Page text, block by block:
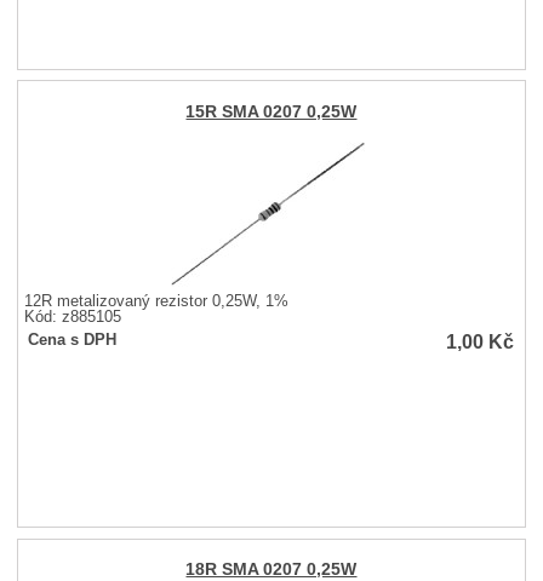
15R SMA 0207 0,25W
12R metalizovaný rezistor 0,25W, 1%
Kód: z885105
Cena s DPH
1,00 Kč
18R SMA 0207 0,25W